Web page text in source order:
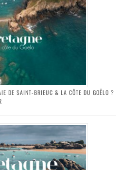
DE SAINT-BRIEUC & LA CÔTE DU GOËLO ?